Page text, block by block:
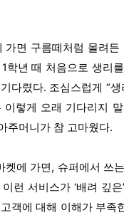
면 구름떼처럼 몰려
학년 때 처음으로 생리
다렸다. 조심스럽게 “
렇게 오래 기다리지
주머니가 참 고마웠다.
에 가면, 슈퍼에서 쓰
런 서비스가 ‘배려 깊
객에 대해 이해가 부족